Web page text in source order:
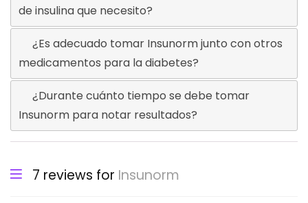
de insulina que necesito?
¿Es adecuado tomar Insunorm junto con otros
medicamentos para la diabetes?
¿Durante cuánto tiempo se debe tomar
Insunorm para notar resultados?
7 reviews for Insunorm